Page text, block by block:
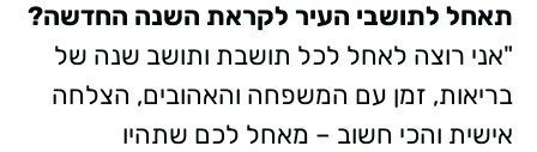
תאחל לתושבי העיר לקראת השנה החדשה?
"אני רוצה לאחל לכל תושבת ותושב שנה של
בריאות, זמן עם המשפחה והאהובים, הצלחה
אישית והכי חשוב – מאחל לכם שתהיו